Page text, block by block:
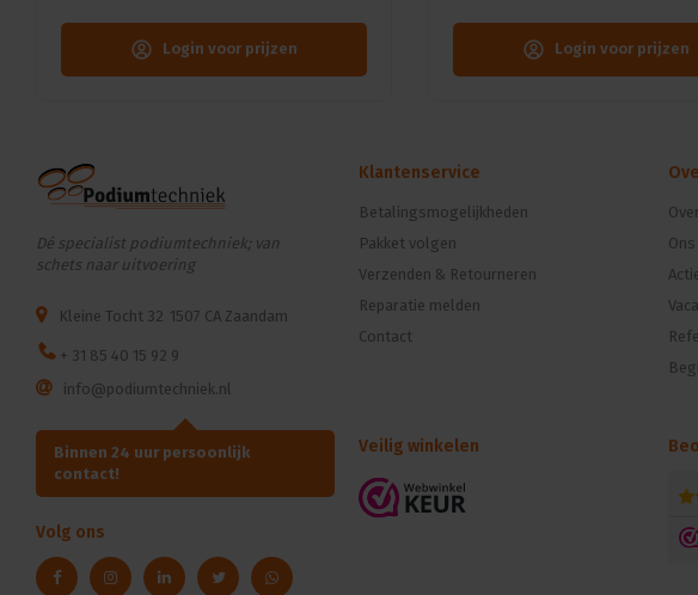
Login voor prijzen Login voor prijzen
Dé specialist podiumtechniek; van
schets naar uitvoering
Kleine Tocht 32 1507 CA Zaandam
+ 31 85 40 15 92 9
info@podiumtechniek.nl
Binnen 24 uur persoonlijk
contact!
Volg ons
Klantenservice
Betalingsmogelijkheden
Pakket volgen
Verzenden & Retourneren
Reparatie melden
Contact
Veilig winkelen